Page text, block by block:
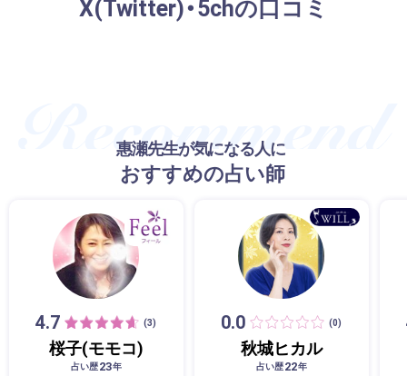
X(Twitter)・5chの口コミ
惠瀬先生が気になる人に
おすすめの占い師
4.7 (3)
桜子(モモコ)
占い歴23年
0.0 (0)
秋城ヒカル
占い歴22年